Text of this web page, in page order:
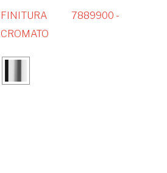
FINITURA
7889900 -
CROMATO